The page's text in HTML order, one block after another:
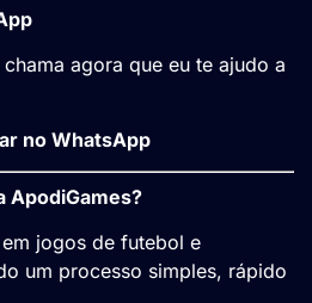
agora que eu te ajudo a
no WhatsApp
ApodiGames?
jogos de futebol e
um processo simples, rápido